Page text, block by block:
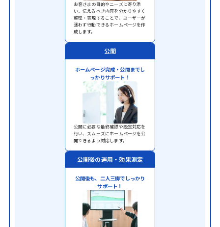
お客さまの目的やニーズに寄り添
い、伝えるべき内容を分かりやすく
整理・表現することで、ユーザーが
迷わず行動できるホームページを作
成します。
公開
ホームページ完成・公開までし
っかりサポート！
公開に必要な最終確認や設定対応を
行い、スムーズにホームページを公
開できるよう対応します。
公開後の運用・効果測定
公開後も、二人三脚でしっかり
サポート！